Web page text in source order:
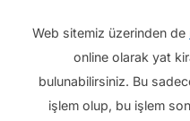
Web sitemiz üzerinden de
online olarak yat
bulunabilirsiniz. Bu
işlem olup, bu işlem